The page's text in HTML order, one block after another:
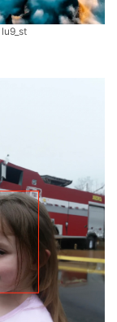
lu9_st